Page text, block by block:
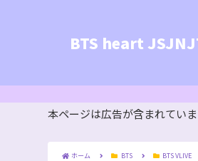
BTS heart
本ページは広告が含まれていま
ホーム BTS BTS VLIVE